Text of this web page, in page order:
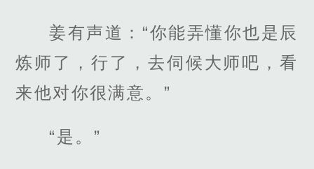
姜有声道：“你能弄懂你也是辰
炼师了，行了，去伺候大师吧，看
来他对你很满意。”
“是。”